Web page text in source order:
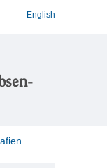
English